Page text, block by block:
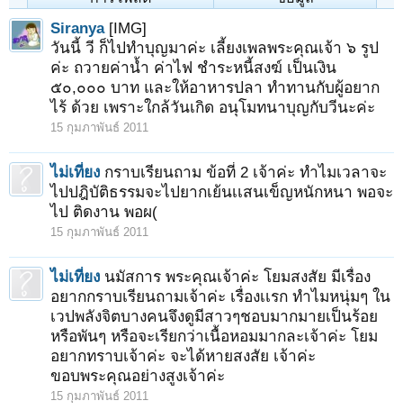
Siranya [IMG]
วันนี้ วี ก็ไปทำบุญมาค่ะ เลี้ยงเพลพระคุณเจ้า ๖ รูป
ค่ะ ถวายค่าน้ำ ค่าไฟ ชำระหนี้สงฆ์ เป็นเงิน
๕๐,๐๐๐ บาท และให้อาหารปลา ทำทานกับผู้อยาก
ไร้ ด้วย เพราะใกล้วันเกิด อนุโมทนาบุญกับวีนะค่ะ
15 กุมภาพันธ์ 2011
ไม่เที่ยง กราบเรียนถาม ข้อที่ 2 เจ้าค่ะ ทำไมเวลาจะ
ไปปฎิบัติธรรมจะไปยากเย้นเเสนเข็ญหนักหนา พอจะ
ไป ติดงาน พอผ(
15 กุมภาพันธ์ 2011
ไม่เที่ยง นมัสการ พระคุณเจ้าค่ะ โยมสงสัย มีเรื่อง
อยากกราบเรียนถามเจ้าค่ะ เรื่องเเรก ทำไมหนุ่มๆ ใน
เวปพลังจิตบางคนจึงดูมีสาวๆชอบมากมายเป็นร้อย
หรือพันๆ หรือจะเรียกว่าเนื้อหอมมากละเจ้าค่ะ โยม
อยากทราบเจ้าค่ะ จะได้หายสงสัย เจ้าค่ะ
ขอบพระคุณอย่างสูงเจ้าค่ะ
15 กุมภาพันธ์ 2011